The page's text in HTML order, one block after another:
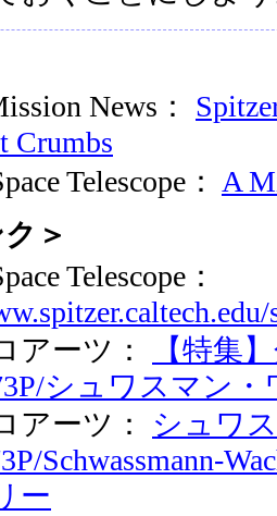
News：
Crumbs
Telescope： A
＞
Telescope：
アーツ：
【特集
シュワスマン
アーツ： シュワ
Schwassmann-
ー